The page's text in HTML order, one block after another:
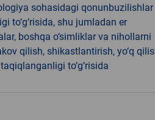
sohasidagi qonunbuzilishlar
to‘g‘risida, shu jumladan er
boshqa o‘simliklar va nihollarni
qilish, shikastlantirish, yo‘q
to‘g‘risida